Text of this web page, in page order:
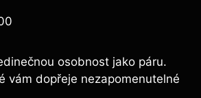
osobnost jako páru.
vám dopřeje nezapomenutelné